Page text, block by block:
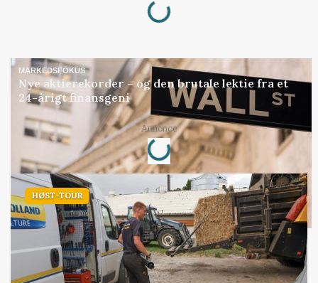
Loading...
MARKEDSFOKUS
Nye aktierekorder – og den brutale lektie fra et
24-årigt finansgeni
Annonce
Loading...
HØST-TOUR